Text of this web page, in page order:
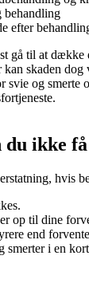
behandling
efter
gå til at dække
kan skaden
svie og smerte
du ikke
hvis
op til dine
end
smerter i en